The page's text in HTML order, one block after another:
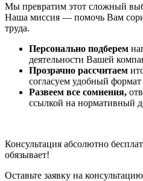
Мы превратим этот сложный
Наша миссия — помочь Вам
труда.
Персонально подберем
деятельности Вашей
Прозрачно рассчитаем
согласуем удобный формат
Развеем все сомнения,
ссылкой на нормативный
Консультация абсолютно
обязывает!
Оставьте заявку на консультацию